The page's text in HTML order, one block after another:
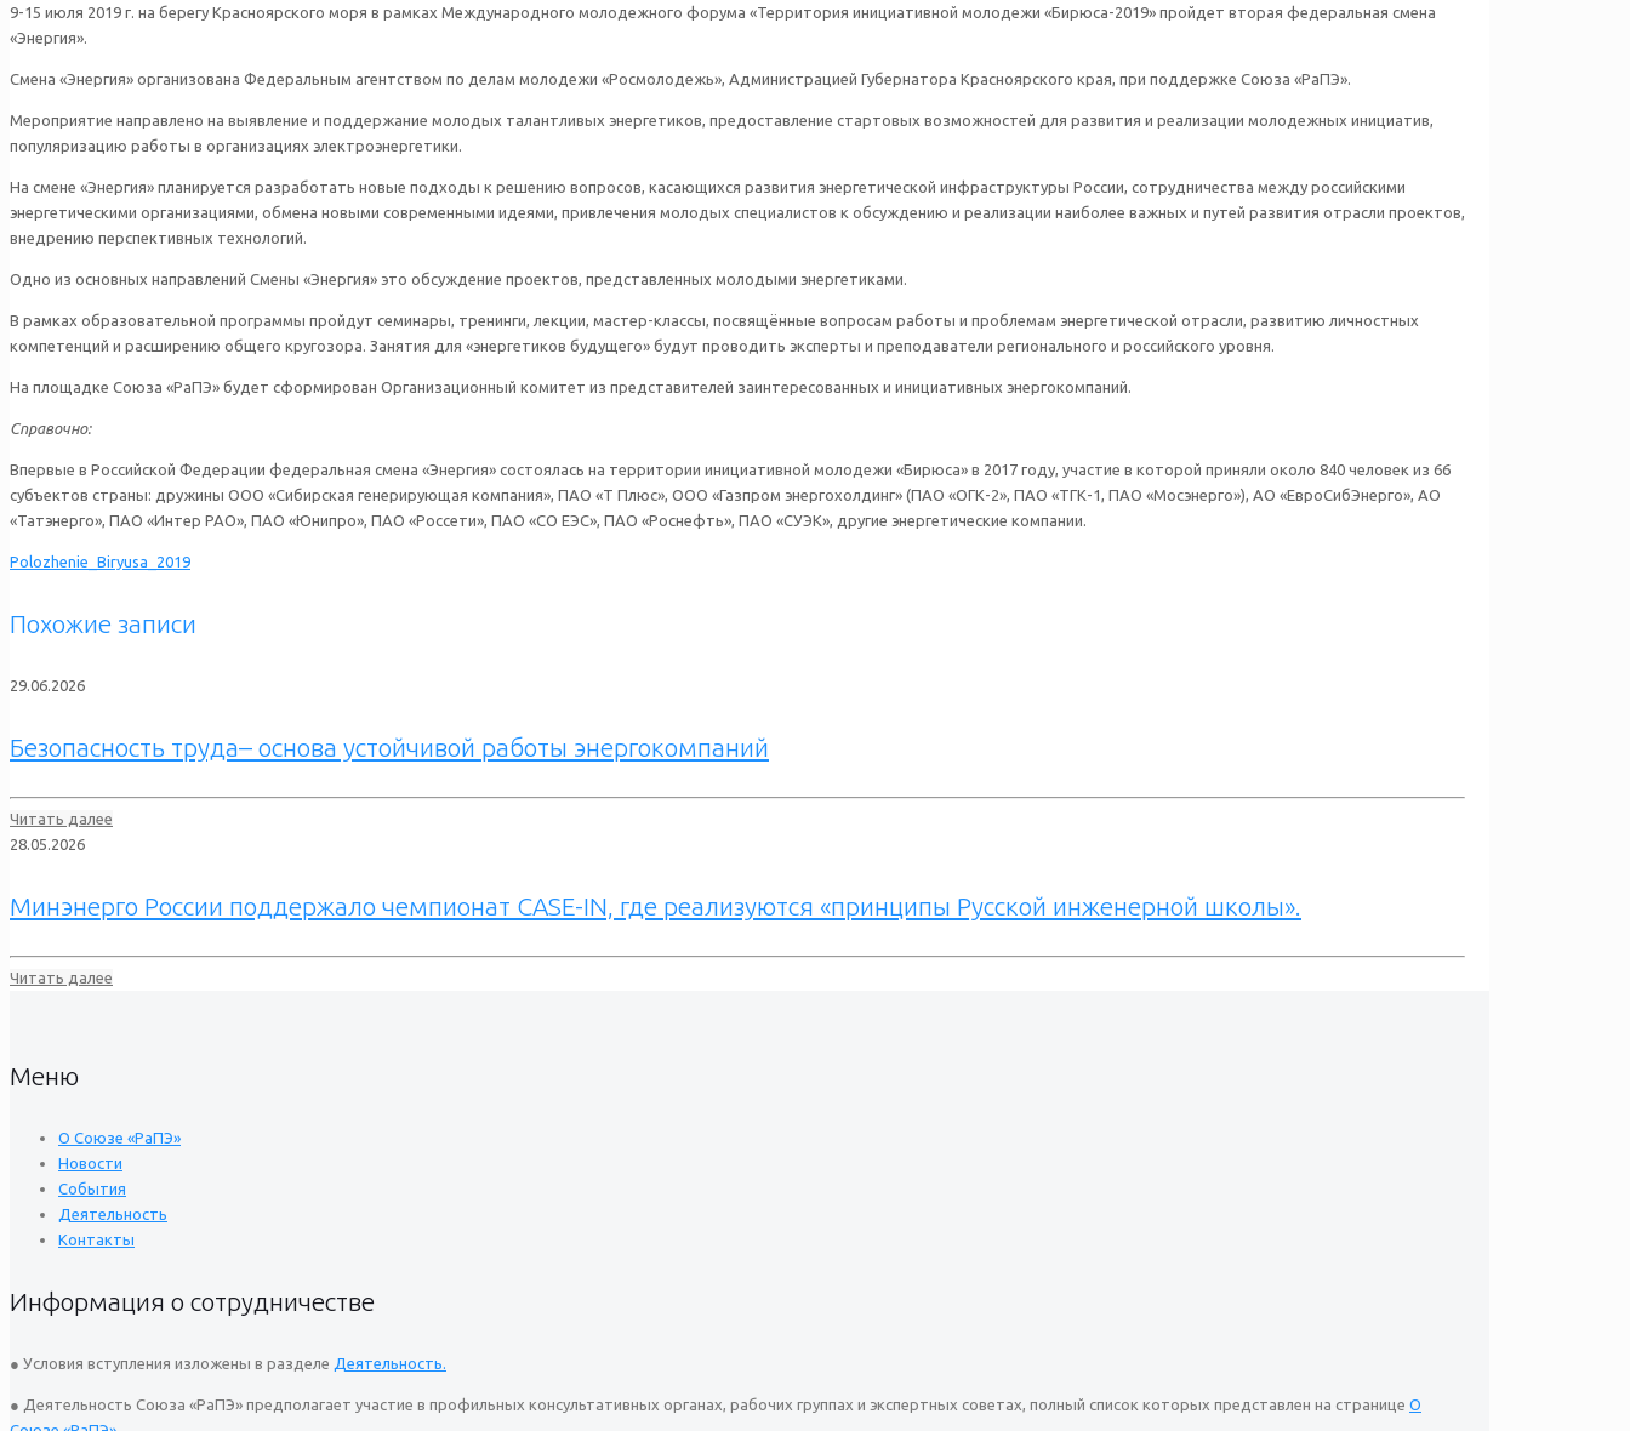
9-15 июля 2019 г. на берегу Красноярского моря в рамках Международного молодежного форума «Территория инициативной молодежи «Бирюса-2019» пройдет вторая федеральная смена
«Энергия».
Смена «Энергия» организована Федеральным агентством по делам молодежи «Росмолодежь», Администрацией Губернатора Красноярского края, при поддержке Союза «РаПЭ».
Мероприятие направлено на выявление и поддержание молодых талантливых энергетиков, предоставление стартовых возможностей для развития и реализации молодежных инициатив,
популяризацию работы в организациях электроэнергетики.
На смене «Энергия» планируется разработать новые подходы к решению вопросов, касающихся развития энергетической инфраструктуры России, сотрудничества между российскими
энергетическими организациями, обмена новыми современными идеями, привлечения молодых специалистов к обсуждению и реализации наиболее важных и путей развития отрасли проектов,
внедрению перспективных технологий.
Одно из основных направлений Смены «Энергия» это обсуждение проектов, представленных молодыми энергетиками.
В рамках образовательной программы пройдут семинары, тренинги, лекции, мастер-классы, посвящённые вопросам работы и проблемам энергетической отрасли, развитию личностных
компетенций и расширению общего кругозора. Занятия для «энергетиков будущего» будут проводить эксперты и преподаватели регионального и российского уровня.
На площадке Союза «РаПЭ» будет сформирован Организационный комитет из представителей заинтересованных и инициативных энергокомпаний.
Справочно:
Впервые в Российской Федерации федеральная смена «Энергия» состоялась на территории инициативной молодежи «Бирюса» в 2017 году, участие в которой приняли около 840 человек из 66
субъектов страны: дружины ООО «Сибирская генерирующая компания», ПАО «Т Плюс», ООО «Газпром энергохолдинг» (ПАО «ОГК-2», ПАО «ТГК-1, ПАО «Мосэнерго»), АО «ЕвроСибЭнерго», АО
«Татэнерго», ПАО «Интер РАО», ПАО «Юнипро», ПАО «Россети», ПАО «СО ЕЭС», ПАО «Роснефть», ПАО «СУЭК», другие энергетические компании.
Polozhenie_Biryusa_2019
Похожие записи
29.06.2026
Безопасность труда– основа устойчивой работы энергокомпаний
Читать далее
28.05.2026
Минэнерго России поддержало чемпионат CASE-IN, где реализуются «принципы Русской инженерной школы».
Читать далее
Меню
О Союзе «РаПЭ»
Новости
События
Деятельность
Контакты
Информация о сотрудничестве
● Условия вступления изложены в разделе Деятельность.
● Деятельность Союза «РаПЭ» предполагает участие в профильных консультативных органах, рабочих группах и экспертных советах, полный список которых представлен на странице О